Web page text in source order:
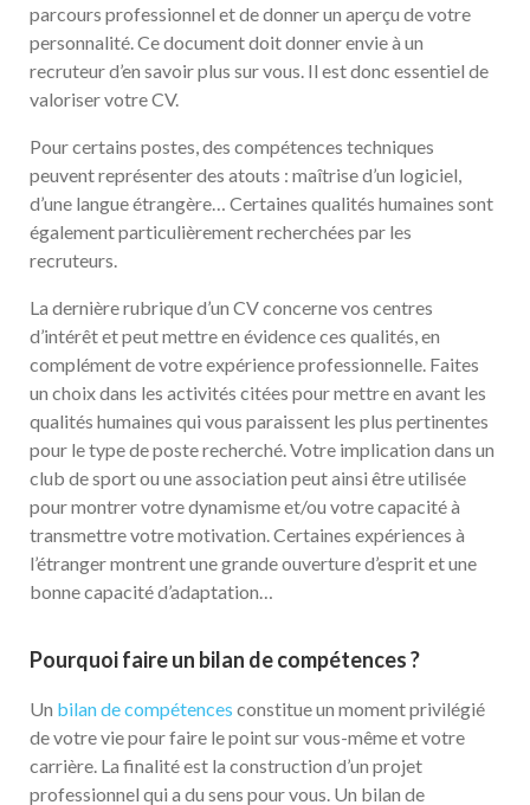
parcours professionnel et de donner un aperçu de votre
personnalité. Ce document doit donner envie à un
recruteur d’en savoir plus sur vous. Il est donc essentiel de
valoriser votre CV.
Pour certains postes, des compétences techniques
peuvent représenter des atouts : maîtrise d’un logiciel,
d’une langue étrangère… Certaines qualités humaines sont
également particulièrement recherchées par les
recruteurs.
La dernière rubrique d’un CV concerne vos centres
d’intérêt et peut mettre en évidence ces qualités, en
complément de votre expérience professionnelle. Faites
un choix dans les activités citées pour mettre en avant les
qualités humaines qui vous paraissent les plus pertinentes
pour le type de poste recherché. Votre implication dans un
club de sport ou une association peut ainsi être utilisée
pour montrer votre dynamisme et/ou votre capacité à
transmettre votre motivation. Certaines expériences à
l’étranger montrent une grande ouverture d’esprit et une
bonne capacité d’adaptation…
Pourquoi faire un bilan de compétences ?
Un bilan de compétences constitue un moment privilégié
de votre vie pour faire le point sur vous-même et votre
carrière. La finalité est la construction d’un projet
professionnel qui a du sens pour vous. Un bilan de